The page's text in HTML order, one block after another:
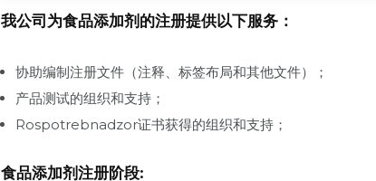
我公司为食品添加剂的注册提供以下服务：
协助编制注册文件（注释、标签布局和其他文件）；
产品测试的组织和支持；
Rospotrebnadzor证书获得的组织和支持；
食品添加剂注册阶段: